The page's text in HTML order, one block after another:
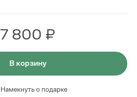
7 800 ₽
В корзину
Намекнуть о подарке